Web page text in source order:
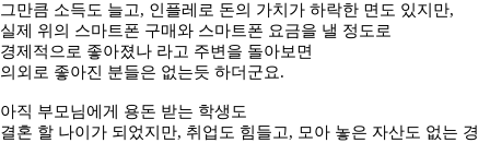
그만큼 소득도 늘고, 인플레로 돈의 가치가 하락한 면도 있지만,
실제 위의 스마트폰 구매와 스마트폰 요금을 낼 정도로
경제적으로 좋아졌나 라고 주변을 돌아보면
의외로 좋아진 분들은 없는듯 하더군요.
아직 부모님에게 용돈 받는 학생도
결혼 할 나이가 되었지만, 취업도 힘들고, 모아 놓은 자산도 없는 경